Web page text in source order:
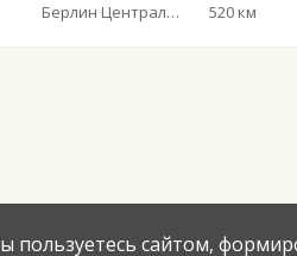
Берлин Центральный АВ 520 км
пользуетесь сайтом,